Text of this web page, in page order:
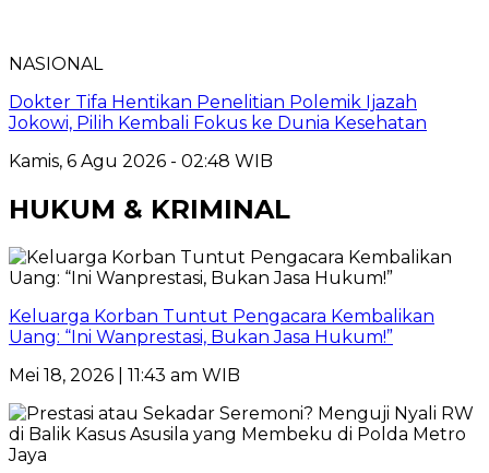
NASIONAL
Dokter Tifa Hentikan Penelitian Polemik Ijazah
Jokowi, Pilih Kembali Fokus ke Dunia Kesehatan
Kamis, 6 Agu 2026 - 02:48 WIB
HUKUM & KRIMINAL
Keluarga Korban Tuntut Pengacara Kembalikan
Uang: “Ini Wanprestasi, Bukan Jasa Hukum!”
Mei 18, 2026 | 11:43 am WIB